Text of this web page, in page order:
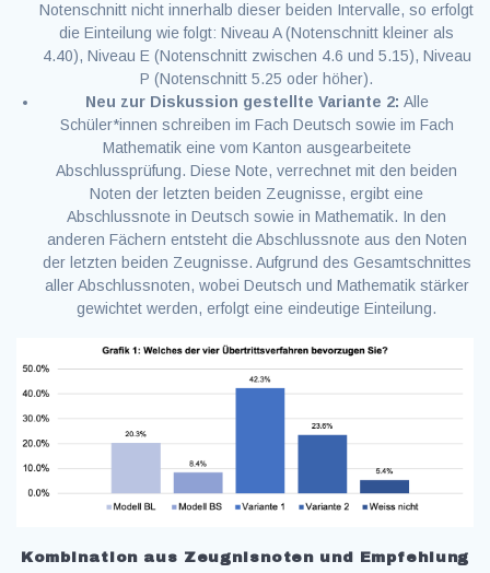
Notenschnitt nicht innerhalb dieser beiden Intervalle, so erfolgt
die Einteilung wie folgt: Niveau A (Notenschnitt kleiner als
4.40), Niveau E (Notenschnitt zwischen 4.6 und 5.15), Niveau
P (Notenschnitt 5.25 oder höher).
Neu zur Diskussion gestellte Variante 2: Alle
Schüler*innen schreiben im Fach Deutsch sowie im Fach
Mathematik eine vom Kanton ausgearbeitete
Abschlussprüfung. Diese Note, verrechnet mit den beiden
Noten der letzten beiden Zeugnisse, ergibt eine
Abschlussnote in Deutsch sowie in Mathematik. In den
anderen Fächern entsteht die Abschlussnote aus den Noten
der letzten beiden Zeugnisse. Aufgrund des Gesamtschnittes
aller Abschlussnoten, wobei Deutsch und Mathematik stärker
gewichtet werden, erfolgt eine eindeutige Einteilung.
Kombination aus Zeugnisnoten und Empfehlung